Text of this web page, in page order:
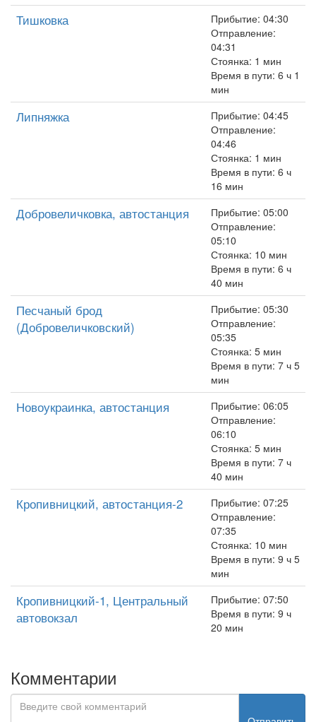
Тишковка
Прибытие: 04:30
Отправление:
04:31
Стоянка: 1 мин
Время в пути: 6 ч 1
мин
Липняжка
Прибытие: 04:45
Отправление:
04:46
Стоянка: 1 мин
Время в пути: 6 ч
16 мин
Добровеличковка, автостанция
Прибытие: 05:00
Отправление:
05:10
Стоянка: 10 мин
Время в пути: 6 ч
40 мин
Песчаный брод
(Добровеличковский)
Прибытие: 05:30
Отправление:
05:35
Стоянка: 5 мин
Время в пути: 7 ч 5
мин
Новоукраинка, автостанция
Прибытие: 06:05
Отправление:
06:10
Стоянка: 5 мин
Время в пути: 7 ч
40 мин
Кропивницкий, автостанция-2
Прибытие: 07:25
Отправление:
07:35
Стоянка: 10 мин
Время в пути: 9 ч 5
мин
Кропивницкий-1, Центральный
автовокзал
Прибытие: 07:50
Время в пути: 9 ч
20 мин
Комментарии